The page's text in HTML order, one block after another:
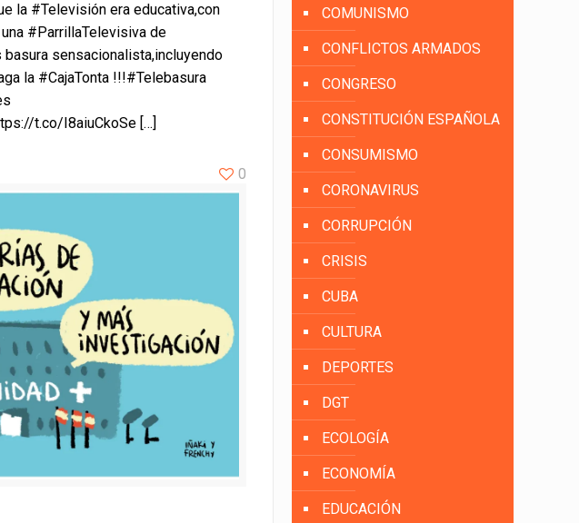
la #Televisión era educativa,con
#ParrillaTelevisiva de
basura sensacionalista,incluyendo
la #CajaTonta !!!#Telebasura
t.co/I8aiuCkoSe […]
0
COMUNISMO
CONFLICTOS ARMADOS
CONGRESO
CONSTITUCIÓN ESPAÑOLA
CONSUMISMO
CORONAVIRUS
CORRUPCIÓN
CRISIS
CUBA
CULTURA
DEPORTES
DGT
ECOLOGÍA
ECONOMÍA
EDUCACIÓN